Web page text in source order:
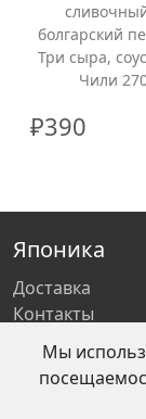
болгарский
Три сыра,
Чили
₽390
Японика
Доставка
Контакты
Реквизиты
Политика
Публичный
Мы